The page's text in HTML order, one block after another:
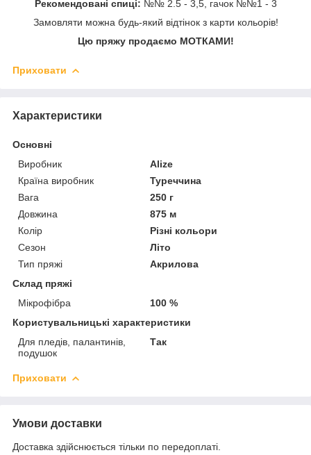
Рекомендовані спиці: №№ 2.5 - 3,5, гачок №№1 - 3
Замовляти можна будь-який відтінок з карти кольорів!
Цю пряжу продаємо МОТКАМИ!
Приховати
Характеристики
Основні
Виробник
Alize
Країна виробник
Туреччина
Вага
250 г
Довжина
875 м
Колір
Різні кольори
Сезон
Літо
Тип пряжі
Акрилова
Склад пряжі
Мікрофібра
100 %
Користувальницькі характеристики
Для пледів, палантинів,
подушок
Так
Приховати
Умови доставки
Доставка здійснюється тільки по передоплаті.